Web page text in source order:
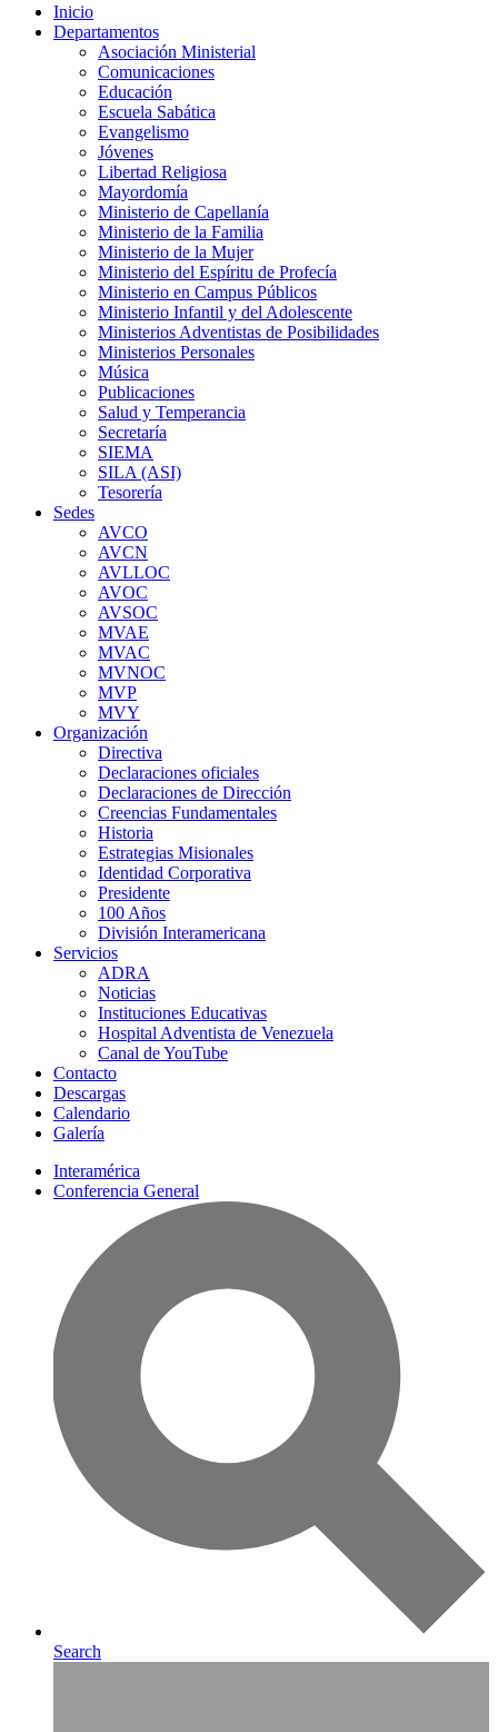
Inicio
Departamentos
Asociación Ministerial
Comunicaciones
Educación
Escuela Sabática
Evangelismo
Jóvenes
Libertad Religiosa
Mayordomía
Ministerio de Capellanía
Ministerio de la Familia
Ministerio de la Mujer
Ministerio del Espíritu de Profecía
Ministerio en Campus Públicos
Ministerio Infantil y del Adolescente
Ministerios Adventistas de Posibilidades
Ministerios Personales
Música
Publicaciones
Salud y Temperancia
Secretaría
SIEMA
SILA (ASI)
Tesorería
Sedes
AVCO
AVCN
AVLLOC
AVOC
AVSOC
MVAE
MVAC
MVNOC
MVP
MVY
Organización
Directiva
Declaraciones oficiales
Declaraciones de Dirección
Creencias Fundamentales
Historia
Estrategias Misionales
Identidad Corporativa
Presidente
100 Años
División Interamericana
Servicios
ADRA
Noticias
Instituciones Educativas
Hospital Adventista de Venezuela
Canal de YouTube
Contacto
Descargas
Calendario
Galería
Interamérica
Conferencia General
Search